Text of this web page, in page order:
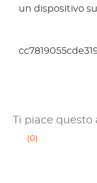
un dispositivo
Ti piace questo
(0)